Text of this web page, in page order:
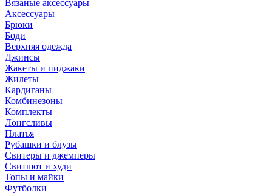
Вязаные аксессуары
Аксессуары
Брюки
Боди
Верхняя одежда
Джинсы
Жакеты и пиджаки
Жилеты
Кардиганы
Комбинезоны
Комплекты
Лонгсливы
Платья
Рубашки и блузы
Свитеры и джемперы
Свитшот и худи
Топы и майки
Футболки